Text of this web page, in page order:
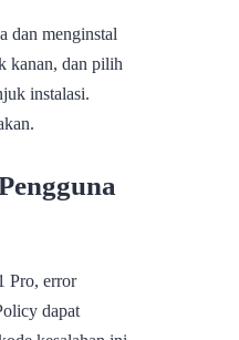
dan menginstal
kanan, dan pilih
instalasi.
Pro, error
dapat